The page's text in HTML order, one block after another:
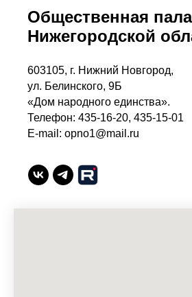
Общественная
Нижегородской
603105, г. Нижний Новгород,
ул. Белинского, 9Б
«Дом народного единства».
Телефон: 435-16-20, 435-15-01
E-mail: opno1@mail.ru